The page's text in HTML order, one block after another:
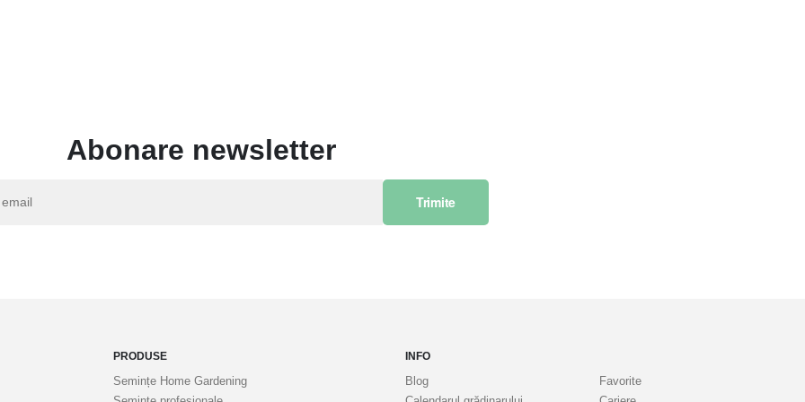
Abonare newsletter
Trimite
PRODUSE
Semințe Home Gardening
INFO
Blog
Favorite